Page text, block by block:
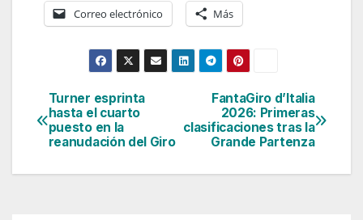
Correo electrónico Más
Navegación
de
entradas
FantaGiro d’Italia
2026: Primeras
clasificaciones tras la
Grande Partenza
Turner esprinta
hasta el cuarto
puesto en la
reanudación del Giro